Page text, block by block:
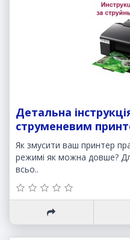
Детальна
струменевим
Як змусити ваш принтер
режимі як можна довше?
всьо..